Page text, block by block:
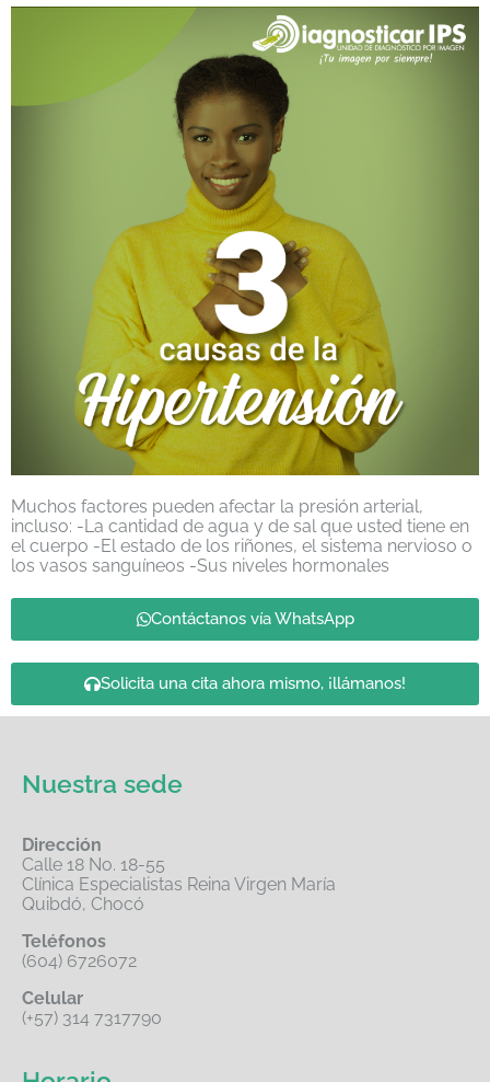
Muchos factores pueden afectar la presión arterial,
incluso: -La cantidad de agua y de sal que usted tiene en
el cuerpo -El estado de los riñones, el sistema nervioso o
los vasos sanguíneos -Sus niveles hormonales
Contáctanos vía WhatsApp
Solicita una cita ahora mismo, ¡llámanos!
Nuestra sede
Dirección
Calle 18 No. 18-55
Clínica Especialistas Reina Virgen María
Quibdó, Chocó
Teléfonos
(604) 6726072
Celular
(+57) 314 7317790